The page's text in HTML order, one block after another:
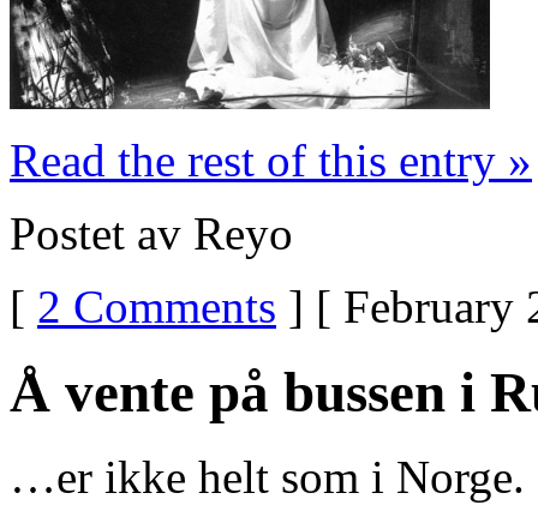
Read the rest of this entry »
Postet av Reyo
[ 2 Comments ] [ February
Å vente på bussen i
…er ikke helt som i Norge.